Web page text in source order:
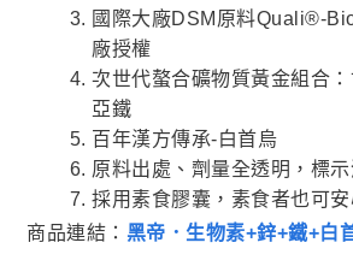
國際大廠DSM原料Quali®-
廠授權
次世代螯合礦物質黃金組合
亞鐵
百年漢方傳承-白首烏
原料出處、劑量全透明，標
採用素食膠囊，素食者也可安
商品連結： 黑帝．生物素+鋅+鐵+白